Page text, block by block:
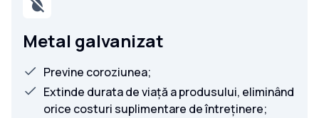
Metal galvanizat
Previne coroziunea;
Extinde durata de viață a produsului, eliminând
orice costuri suplimentare de întreținere;